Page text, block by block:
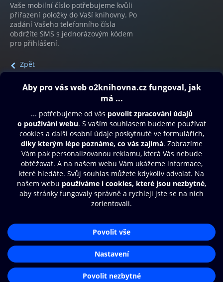
Vaše mobilní číslo potřebujeme kvůli
přiřazení položky do Vaší knihovny. Po
zadání Vašeho telefonního čísla
obdržíte SMS s jednorázovým kódem
pro přihlášení.
Zpět
Obsah ke stažení
Moje O2 Knihovna
Další zábava
© O2 Czech Republic a.s.
Přístupnost
Zásady zpracování osobních údajů
Nastavení cookies
Aplikace O2 Knihovna
Čti a poslouchej své e-knihy a
audioknihy rychleji a pohodlněji.